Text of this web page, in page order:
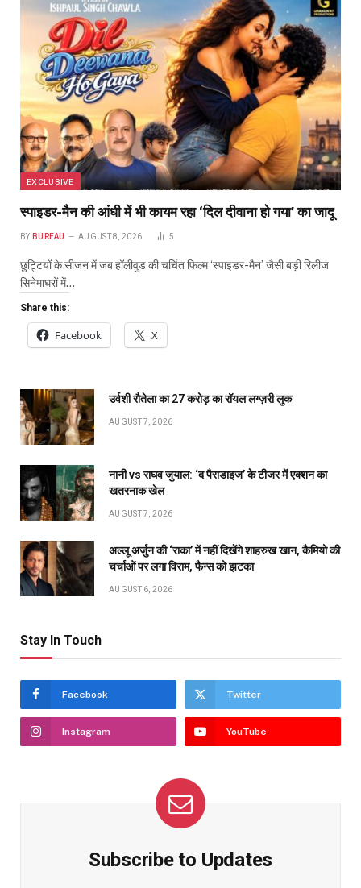
EXCLUSIVE
स्पाइडर-मैन की आंधी में भी कायम रहा ‘दिल दीवाना हो गया’ का जादू
BY BUREAU AUGUST 8, 2026 5
छुट्टियों के सीजन में जब हॉलीवुड की चर्चित फिल्म ‘स्पाइडर-मैन’ जैसी बड़ी रिलीज
सिनेमाघरों में…
Share this:
Facebook X
उर्वशी रौतेला का ₹27 करोड़ का रॉयल लग्ज़री लुक
AUGUST 7, 2026
नानी vs राघव जुयाल: ‘द पैराडाइज’ के टीजर में एक्शन का
खतरनाक खेल
AUGUST 7, 2026
अल्लू अर्जुन की ‘राका’ में नहीं दिखेंगे शाहरुख खान, कैमियो की
चर्चाओं पर लगा विराम, फैन्स को झटका
AUGUST 6, 2026
Stay In Touch
Facebook Twitter
Instagram YouTube
Subscribe to Updates